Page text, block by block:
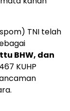
TNI telah
BHW, dan
KUHP